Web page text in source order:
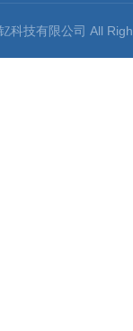
科技有限公司 All